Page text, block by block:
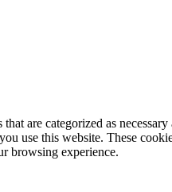
are categorized as
use this website. These
browsing experience.